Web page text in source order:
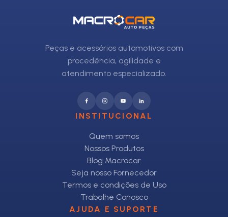
Peças e acessórios automotivos com
procedência, agilidade e
atendimento especializado.
INSTITUCIONAL
Quem somos
Nossos Produtos
Blog Macrocar
Seja nosso Fornecedor
Termos e condições de Uso
Trabalhe Conosco
AJUDA E SUPORTE